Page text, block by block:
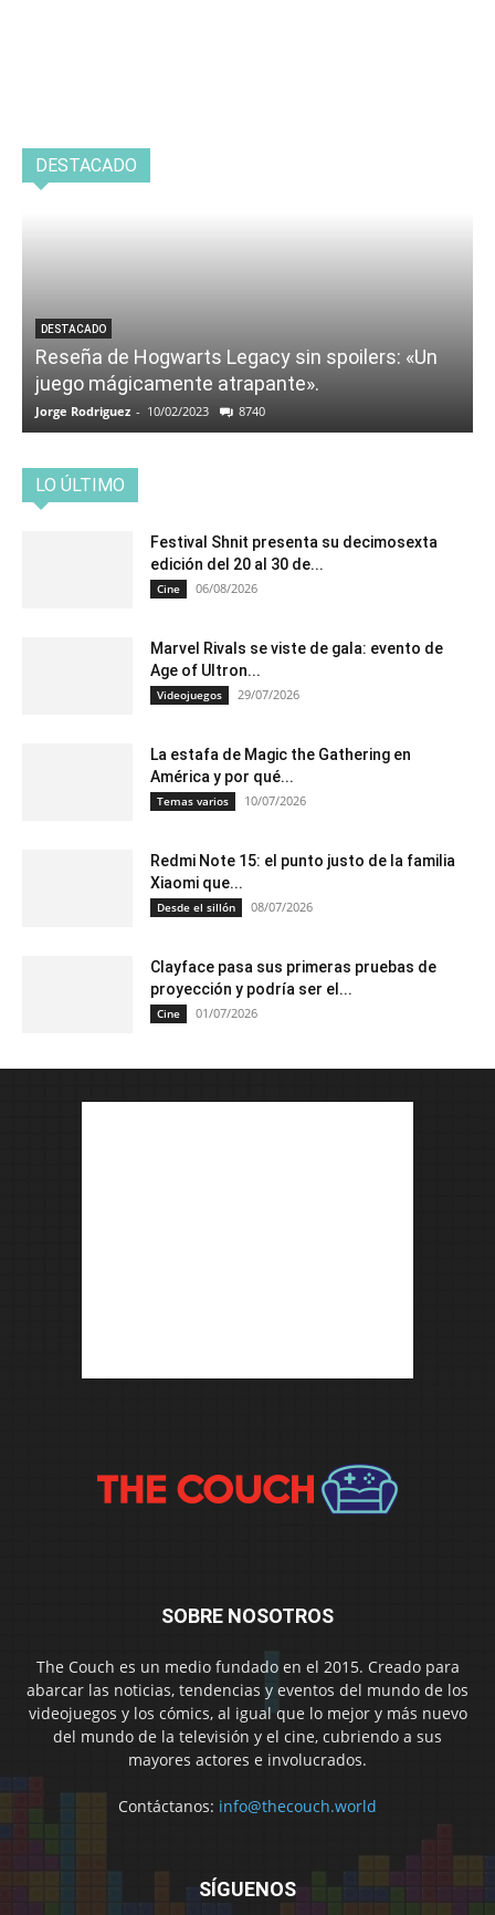
DESTACADO
DESTACADO
Reseña de Hogwarts Legacy sin spoilers: «Un
juego mágicamente atrapante».
Jorge Rodriguez - 10/02/2023 8740
LO ÚLTIMO
Festival Shnit presenta su decimosexta
edición del 20 al 30 de...
Cine 06/08/2026
Marvel Rivals se viste de gala: evento de
Age of Ultron...
Videojuegos 29/07/2026
La estafa de Magic the Gathering en
América y por qué...
Temas varios 10/07/2026
Redmi Note 15: el punto justo de la familia
Xiaomi que...
Desde el sillón 08/07/2026
Clayface pasa sus primeras pruebas de
proyección y podría ser el...
Cine 01/07/2026
SOBRE NOSOTROS
The Couch es un medio fundado en el 2015. Creado para
abarcar las noticias, tendencias y eventos del mundo de los
videojuegos y los cómics, al igual que lo mejor y más nuevo
del mundo de la televisión y el cine, cubriendo a sus
mayores actores e involucrados.
Contáctanos: info@thecouch.world
SÍGUENOS